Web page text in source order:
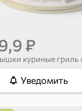
₽
Уведомить